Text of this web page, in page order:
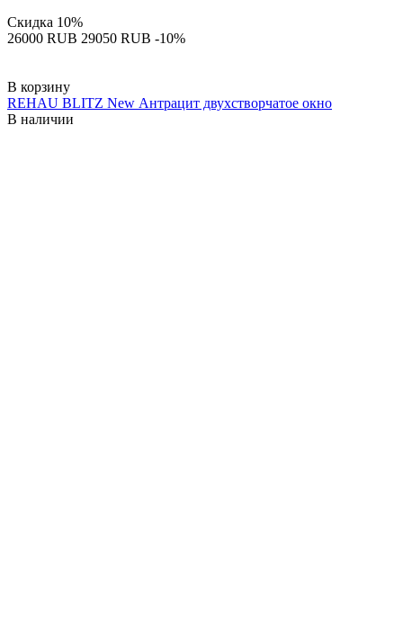
Скидка 10%
‍26000‍ RUB ‍29050‍ RUB -10%
В корзину
REHAU BLITZ New Антрацит двухстворчатое окно
В наличии